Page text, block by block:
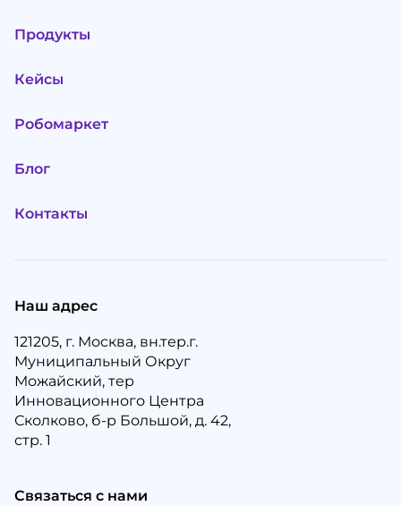
Продукты
Кейсы
Робомаркет
Блог
Контакты
Наш адрес
121205, г. Москва, вн.тер.г.
Муниципальный Округ
Можайский, тер
Инновационного Центра
Сколково, б-р Большой, д. 42,
стр. 1
Связаться с нами